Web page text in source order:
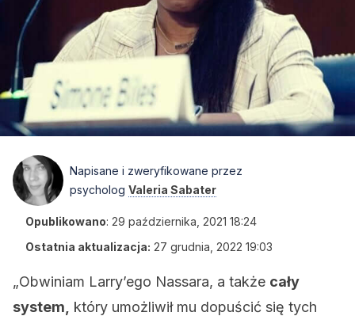
Napisane i zweryfikowane przez
psycholog Valeria Sabater
Opublikowano: 29 października, 2021 18:24
Ostatnia aktualizacja: 27 grudnia, 2022 19:03
„Obwiniam Larry’ego Nassara, a także cały
system,
który umożliwił mu dopuścić się tych